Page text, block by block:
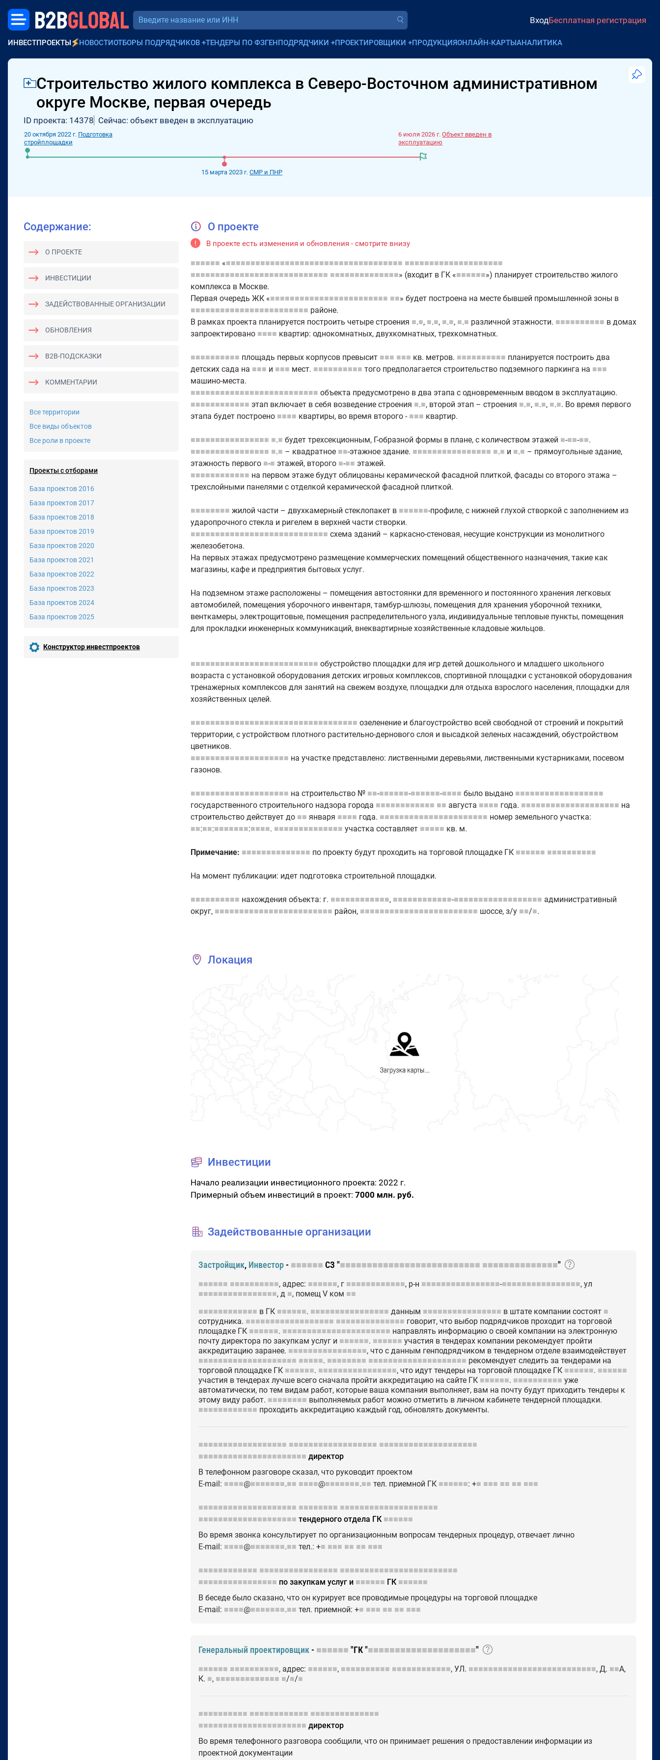
B2BGLOBAL ВходБесплатная регистрация
ИНВЕСТПРОЕКТЫ НОВОСТИОТБОРЫ ПОДРЯДЧИКОВ +ТЕНДЕРЫ ПО ФЗГЕНПОДРЯДЧИКИ +ПРОЕКТИРОВЩИКИ +ПРОДУКЦИЯОНЛАЙН-КАРТЫАНАЛИТИКА
Строительство жилого комплекса в Северо-Восточном административном
округе Москве, первая очередь
ID проекта: 14378 Сейчас: объект введен в эксплуатацию
20 октября 2022 г. Подготовка
стройплощадки
15 марта 2023 г.СМР и ПНР
6 июля 2026 г.Объект введен в
эксплуатацию
О проекте
! В проекте есть изменения и обновления - смотрите внизу
■■■■■■ «■■■■■■■■■■■■■■■■■■■■■■■■■■■■■■■■■■■■ ■■■■■■■■■■■■■■■■■■■■
■■■■■■■■■■■■■■■■■■■■■■■■■■■■ ■■■■■■■■■■■■■■» (входит в ГК «■■■■■■») планирует строительство жилого
комплекса в Москве.
Первая очередь ЖК «■■■■■■■■■■■■■■■■■■■■■■■■ ■■» будет построена на месте бывшей промышленной зоны в
■■■■■■■■■■■■■■■■■■■■■■■■ районе.
В рамках проекта планируется построить четыре строения ■.■, ■.■, ■.■, ■.■ различной этажности. ■■■■■■■■■■ в домах
запроектировано ■■■■ квартир: однокомнатных, двухкомнатных, трехкомнатных.
■■■■■■■■■■ площадь первых корпусов превысит ■■■ ■■■ кв. метров. ■■■■■■■■■■ планируется построить два
детских сада на ■■■ и ■■■ мест. ■■■■■■■■■■ того предполагается строительство подземного паркинга на ■■■
машино-места.
■■■■■■■■■■■■■■■■■■■■■■■■■■ объекта предусмотрено в два этапа с одновременным вводом в эксплуатацию.
■■■■■■■■■■■■ этап включает в себя возведение строения ■.■, второй этап – строения ■.■, ■.■, ■.■. Во время первого
этапа будет построено ■■■■ квартиры, во время второго - ■■■ квартир.
■■■■■■■■■■■■■■■■ ■.■ будет трехсекционным, Г-образной формы в плане, с количеством этажей ■-■■-■■.
■■■■■■■■■■■■■■■■ ■.■ – квадратное ■■-этажное здание. ■■■■■■■■■■■■■■■■ ■.■ и ■.■ – прямоугольные здание,
этажность первого ■-■ этажей, второго ■-■■ этажей.
■■■■■■■■■■■■ на первом этаже будут облицованы керамической фасадной плиткой, фасады со второго этажа –
трехслойными панелями с отделкой керамической фасадной плиткой.
■■■■■■■■ жилой части – двухкамерный стеклопакет в ■■■■■■-профиле, с нижней глухой створкой с заполнением из
ударопрочного стекла и ригелем в верхней части створки.
■■■■■■■■■■■■■■■■■■■■■■■■■■■■ схема зданий – каркасно-стеновая, несущие конструкции из монолитного
железобетона.
На первых этажах предусмотрено размещение коммерческих помещений общественного назначения, такие как
магазины, кафе и предприятия бытовых услуг.
На подземном этаже расположены – помещения автостоянки для временного и постоянного хранения легковых
автомобилей, помещения уборочного инвентаря, тамбур-шлюзы, помещения для хранения уборочной техники,
венткамеры, электрощитовые, помещения распределительного узла, индивидуальные тепловые пункты, помещения
для прокладки инженерных коммуникаций, внеквартирные хозяйственные кладовые жильцов.
■■■■■■■■■■■■■■■■■■■■■■■■■■ обустройство площадки для игр детей дошкольного и младшего школьного
возраста с установкой оборудования детских игровых комплексов, спортивной площадки с установкой оборудования
тренажерных комплексов для занятий на свежем воздухе, площадки для отдыха взрослого населения, площадки для
хозяйственных целей.
■■■■■■■■■■■■■■■■■■■■■■■■■■■■■■■■■■ озеленение и благоустройство всей свободной от строений и покрытий
территории, с устройством плотного растительно-дернового слоя и высадкой зеленых насаждений, обустройством
цветников.
■■■■■■■■■■■■■■■■■■■■ на участке представлено: лиственными деревьями, лиственными кустарниками, посевом
газонов.
■■■■■■■■■■■■■■■■■■■■ на строительство № ■■-■■■■■■-■■■■■■-■■■■ было выдано ■■■■■■■■■■■■■■■■■■
государственного строительного надзора города ■■■■■■■■■■■■ ■■ августа ■■■■ года. ■■■■■■■■■■■■■■■■■■■■ на
строительство действует до ■■ января ■■■■ года. ■■■■■■■■■■■■■■■■■■■■■■ номер земельного участка:
■■:■■:■■■■■■■:■■■■. ■■■■■■■■■■■■■■ участка составляет ■■■■■ кв. м.
Примечание: ■■■■■■■■■■■■■■ по проекту будут проходить на торговой площадке ГК ■■■■■■ ■■■■■■■■■■
На момент публикации: идет подготовка строительной площадки.
■■■■■■■■■■ нахождения объекта: г. ■■■■■■■■■■■■, ■■■■■■■■■■■■-■■■■■■■■■■■■■■■■■■ административный
округ, ■■■■■■■■■■■■■■■■■■■■■■■■ район, ■■■■■■■■■■■■■■■■■■■■■■■■ шоссе, з/у ■■/■.
Локация
Инвестиции
Начало реализации инвестиционного проекта: 2022 г.
Примерный объем инвестиций в проект: 7000 млн. руб.
Задействованные организации
Застройщик, Инвестор - ■■■■■■ СЗ "■■■■■■■■■■■■■■■■■■■■■■■■■■ ■■■■■■■■■■■■■■"
■■■■■■ ■■■■■■■■■■, адрес: ■■■■■■, г ■■■■■■■■■■■■, р-н ■■■■■■■■■■■■■■■■-■■■■■■■■■■■■■■■■, ул
■■■■■■■■■■■■■■■■, д ■, помещ V ком ■■
■■■■■■■■■■■■ в ГК ■■■■■■. ■■■■■■■■■■■■■■■■ данным ■■■■■■■■■■■■■■■■ в штате компании состоят ■
сотрудника. ■■■■■■■■■■■■■■■■■■ ■■■■■■■■■■■■■■ говорит, что выбор подрядчиков проходит на торговой
площадке ГК ■■■■■■. ■■■■■■■■■■■■■■■■■■■■■■ направлять информацию о своей компании на электронную
почту директора по закупкам услуг и ■■■■■■. ■■■■■■ участия в тендерах компании рекомендует пройти
аккредитацию заранее. ■■■■■■■■■■■■■■■■, что с данным генподрядчиком в тендерном отделе взаимодействует
■■■■■■■■■■■■■■■■■■■■ ■■■■■. ■■■■■■■■ ■■■■■■■■■■■■■■■■■■■■ рекомендует следить за тендерами на
торговой площадке ГК ■■■■■■. ■■■■■■■■■■■■■■■■, что идут тендеры на торговой площадке ГК ■■■■■■. ■■■■■■
участия в тендерах лучше всего сначала пройти аккредитацию на сайте ГК ■■■■■■. ■■■■■■■■■■ уже
автоматически, по тем видам работ, которые ваша компания выполняет, вам на почту будут приходить тендеры к
этому виду работ. ■■■■■■■■ выполняемых работ можно отметить в личном кабинете тендерной площадки.
■■■■■■■■■■■■ проходить аккредитацию каждый год, обновлять документы.
■■■■■■■■■■■■■■■■■■ ■■■■■■■■■■■■■■■■■■ ■■■■■■■■■■■■■■■■■■■■
■■■■■■■■■■■■■■■■■■■■■■ директор
В телефонном разговоре сказал, что руководит проектом
E-mail: ■■■■@■■■■■■■.■■ ■■■■@■■■■■■■.■■ тел. приемной ГК ■■■■■■: +■ ■■■ ■■ ■■ ■■■
■■■■■■■■■■■■■■■■■■■■ ■■■■■■■■ ■■■■■■■■■■■■■■■■■■■■
■■■■■■■■■■■■■■■■■■■■ тендерного отдела ГК ■■■■■■
Во время звонка консультирует по организационным вопросам тендерных процедур, отвечает лично
E-mail: ■■■■@■■■■■■■.■■ тел.: +■ ■■■ ■■ ■■ ■■■
■■■■■■■■■■■■ ■■■■■■■■■■■■■■■■ ■■■■■■■■■■■■■■■■■■■■■■■■
■■■■■■■■■■■■■■■■ по закупкам услуг и ■■■■■■ ГК ■■■■■■
В беседе было сказано, что он курирует все проводимые процедуры на торговой площадке
E-mail: ■■■■@■■■■■■■.■■ тел. приемной: +■ ■■■ ■■ ■■ ■■■
Генеральный проектировщик - ■■■■■■ "ГК "■■■■■■■■■■■■■■■■■■■■"
■■■■■■ ■■■■■■■■■■, адрес: ■■■■■■, ■■■■■■■■■■ ■■■■■■■■■■■■, УЛ. ■■■■■■■■■■■■■■■■■■■■■■■■■■, Д. ■■А,
К. ■, ■■■■■■■■■■■■■ ■/■/■
■■■■■■■■■■ ■■■■■■■■■■■■ ■■■■■■■■■■■■■■
■■■■■■■■■■■■■■■■■■■■■■ директор
Во время телефонного разговора сообщили, что он принимает решения о предоставлении информации из
проектной документации
Содержание:
О ПРОЕКТЕ
ИНВЕСТИЦИИ
ЗАДЕЙСТВОВАННЫЕ ОРГАНИЗАЦИИ
ОБНОВЛЕНИЯ
B2B-ПОДСКАЗКИ
КОММЕНТАРИИ
Все территории
Все виды объектов
Все роли в проекте
Проекты с отборами
База проектов 2016
База проектов 2017
База проектов 2018
База проектов 2019
База проектов 2020
База проектов 2021
База проектов 2022
База проектов 2023
База проектов 2024
База проектов 2025
Конструктор инвестпроектов